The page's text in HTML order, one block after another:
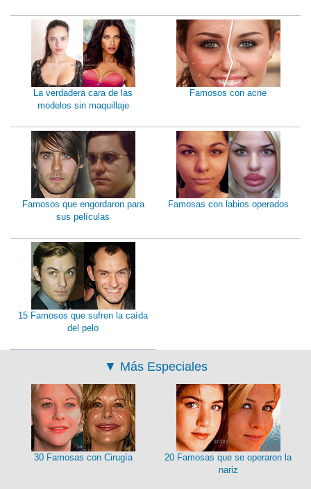
La verdadera cara de las
modelos sin maquillaje
Famosos con acne
Famosos que engordaron para
sus películas
Famosas con labios operados
15 Famosos que sufren la caída
del pelo
▼ Más Especiales
30 Famosas con Cirugía
20 Famosas que se operaron la
nariz